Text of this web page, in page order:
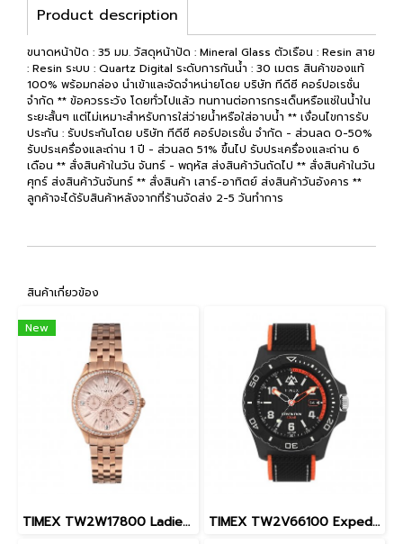
Product description
ขนาดหน้าปัด : 35 มม. วัสดุหน้าปัด : Mineral Glass ตัวเรือน : Resin สาย
: Resin ระบบ : Quartz Digital ระดับการกันน้ำ : 30 เมตร สินค้าของแท้
100% พร้อมกล่อง นำเข้าและจัดจำหน่ายโดย บริษัท ทีดีซี คอร์ปอเรชั่น
จำกัด ** ข้อควรระวัง โดยทั่วไปแล้ว ทนทานต่อการกระเด็นหรือแช่ในน้ำใน
ระยะสั้นๆ แต่ไม่เหมาะสำหรับการใส่ว่ายน้ำหรือใส่อาบน้ำ ** เงื่อนไขการรับ
ประกัน : รับประกันโดย บริษัท ทีดีซี คอร์ปอเรชั่น จำกัด - ส่วนลด 0-50%
รับประเครื่องและถ่าน 1 ปี - ส่วนลด 51% ขึ้นไป รับประเครื่องและถ่าน 6
เดือน ** สั่งสินค้าในวัน จันทร์ - พฤหัส ส่งสินค้าวันถัดไป ** สั่งสินค้าในวัน
ศุกร์ ส่งสินค้าวันจันทร์ ** สั่งสินค้า เสาร์-อาทิตย์ ส่งสินค้าวันอังคาร **
ลูกค้าจะได้รับสินค้าหลังจากที่ร้านจัดส่ง 2-5 วันทำการ
สินค้าเกี่ยวข้อง
New
TIMEX TW2W17800 Ladies นาฬิกาข้อมือผู้หญิง สายสแตนเลส สีโรสโกลด์ หน้าปัด 36 มม. TIMEX TW2V66100 Expedition North® Freedive Ocea นาฬิกาข้อมือผู้ชาย สายผลิตจากวัสดุใต้ทะเลลึก สีดำ/ส้ม หน้าปัด 46 มม.